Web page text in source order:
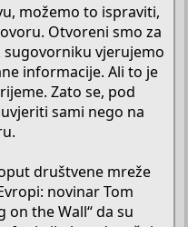
možemo to ispraviti,
Otvoreni smo za
sugovorniku vjerujemo
informacije. Ali to je
Zato se, pod
sami nego na
društvene mreže
novinar Tom
on the Wall“ da su